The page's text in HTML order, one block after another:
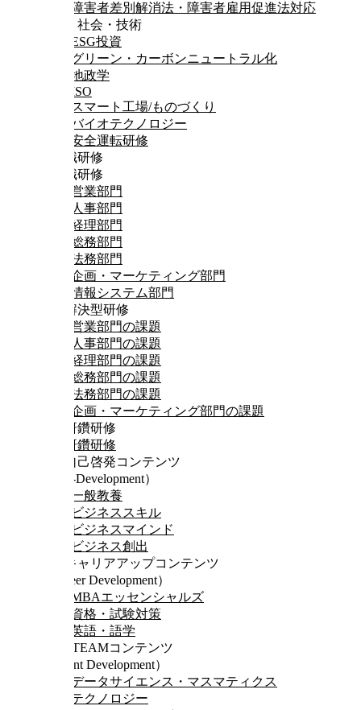
障害者差別解消法・障害者雇用促進法対応
環境・社会・技術
ESG投資
グリーン・カーボンニュートラル化
地政学
ISO
スマート工場/ものづくり
バイオテクノロジー
安全運転研修
専門職研修
専門職研修
営業部門
人事部門
経理部門
総務部門
法務部門
企画・マーケティング部門
情報システム部門
課題解決型研修
営業部門の課題
人事部門の課題
経理部門の課題
総務部門の課題
法務部門の課題
企画・マーケティング部門の課題
自己研鑽研修
自己研鑽研修
Ⅰ．自己啓発コンテンツ
（Self-Development）
一般教養
ビジネススキル
ビジネスマインド
ビジネス創出
Ⅱ．キャリアアップコンテンツ
（Career Development）
MBAエッセンシャルズ
資格・試験対策
英語・語学
Ⅲ．STEAMコンテンツ
（Talent Development）
データサイエンス・マスマティクス
テクノロジー